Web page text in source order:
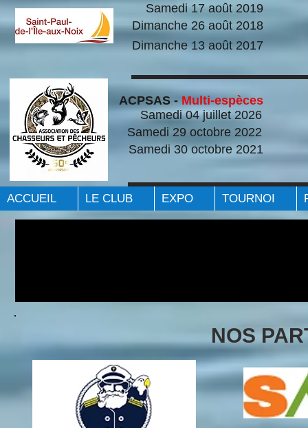
Samedi 17 août 2019
Dimanche 26 août 2018
Dimanche 13 août 2017
Samedi 30 octobre 2021
ACPSAS - Multi-espèces
Samedi 29 octobre 2022
Samedi 04 juillet 2026
ACCUEIL LE CLUB EXPO TOURNOI
NOS